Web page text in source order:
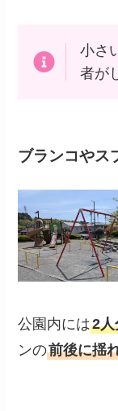
小さ
者が
ブランコやス
公園内には2
ンの前後に揺